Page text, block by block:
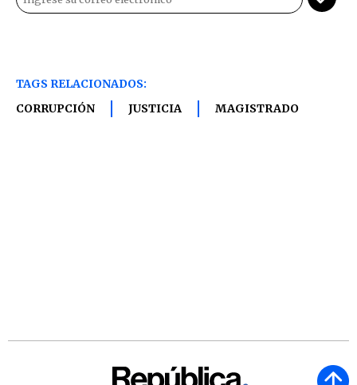
TAGS RELACIONADOS:
CORRUPCIÓN
JUSTICIA MAGISTRADO